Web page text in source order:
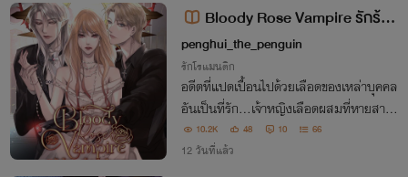
Bloody Rose Vampire รักร้า
penghui_the_penguin
รักโรแมนติก
อดีตที่แปดเปื้อนไปด้วยเลือดของเหล่าบุคคล
อันเป็นที่รัก...เจ้าหญิงเลือดผสมที่หายสาบ
สูญ... ถึงคราวที่ช่อดอกกุหลาบสีเลือดจะต้อ
งผลิบาน วงล้อแห่งโชคชะตาก็เริ่มหมุนอีกครั้
10.2K 48 10 66
12 วันที่แล้ว